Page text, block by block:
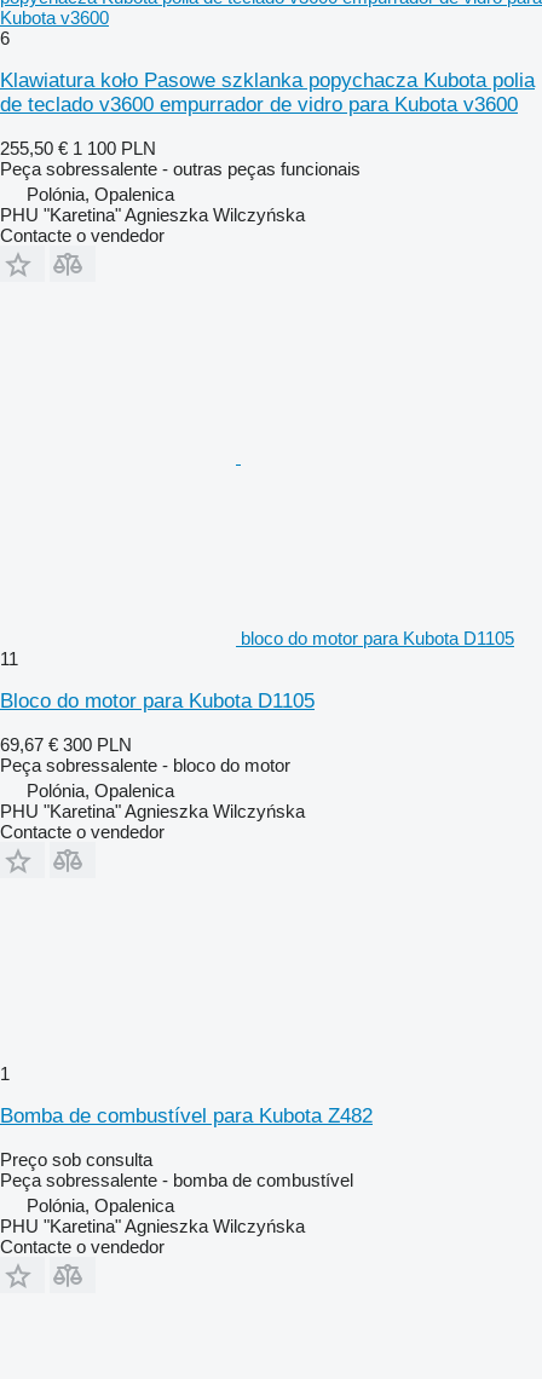
Kubota v3600
6
Klawiatura koło Pasowe szklanka popychacza Kubota polia
de teclado v3600 empurrador de vidro para Kubota v3600
255,50 € 1 100 PLN
Peça sobressalente - outras peças funcionais
Polónia, Opalenica
PHU "Karetina" Agnieszka Wilczyńska
Contacte o vendedor
bloco do motor para Kubota D1105
11
Bloco do motor para Kubota D1105
69,67 € 300 PLN
Peça sobressalente - bloco do motor
Polónia, Opalenica
PHU "Karetina" Agnieszka Wilczyńska
Contacte o vendedor
1
Bomba de combustível para Kubota Z482
Preço sob consulta
Peça sobressalente - bomba de combustível
Polónia, Opalenica
PHU "Karetina" Agnieszka Wilczyńska
Contacte o vendedor